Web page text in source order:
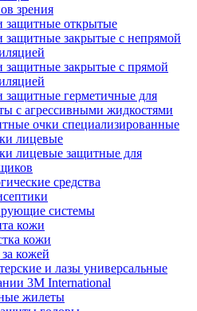
зрения
защитные открытые
защитные закрытые с непрямой
защитные закрытые с прямой
защитные герметичные для
с агрессивными жидкостями
очки специализированные
лицевые
лицевые защитные для
средства
системы
кожи
кожи
кожей
и лазы универсальные
3М International
жилеты